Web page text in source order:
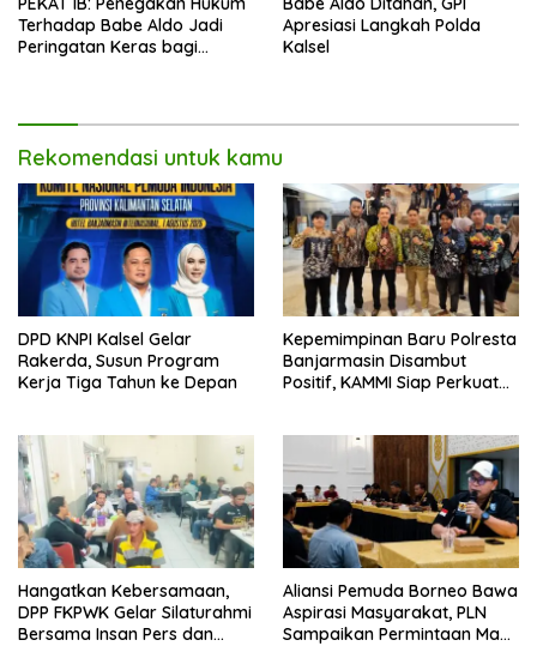
Terhadap Babe Aldo Jadi
Peringatan Keras bagi
Apresiasi Langkah Polda
Kalsel
Rekomendasi untuk kamu
DPD KNPI Kalsel Gelar
Rakerda, Susun Program
Kerja Tiga Tahun ke Depan
Kepemimpinan Baru Polresta
Banjarmasin Disambut
Positif, KAMMI Siap Perkuat
Hangatkan Kebersamaan,
DPP FKPWK Gelar Silaturahmi
Bersama Insan Pers dan
Aliansi Pemuda Borneo Bawa
Aspirasi Masyarakat, PLN
Sampaikan Permintaan Maaf